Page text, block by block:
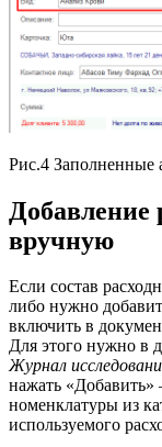
Рис.4 Заполненные
Добавление
вручную
Если состав
либо нужно
включить в
Для этого нужно в
Журнал
нажать «Добавить»
номенклатуры из
используемого